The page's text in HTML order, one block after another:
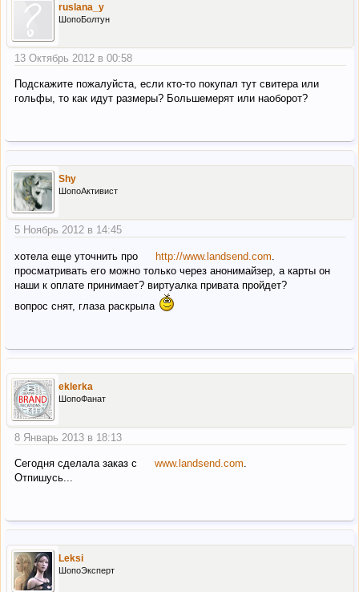
ruslana_y
ШопоБолтун
13 Октябрь 2012 в 00:58
Подскажите пожалуйста, если кто-то покупал тут свитера или
гольфы, то как идут размеры? Большемерят или наоборот?
Shy
ШопоАктивист
5 Ноябрь 2012 в 14:45
хотела еще уточнить про http://www.landsend.com
просматривать его можно только через анонимайзер, а карты он
наши к оплате принимает? виртуалка привата пройдет?
вопрос снят, глаза раскрыла
eklerka
ШопоФанат
8 Январь 2013 в 18:13
Сегодня сделала заказ с www.landsend.com.
Отпишусь...
Leksi
ШопоЭксперт